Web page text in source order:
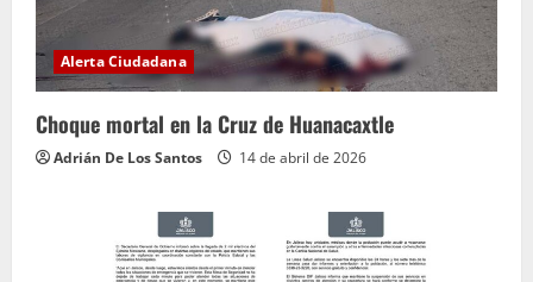
Alerta Ciudadana
Choque mortal en la Cruz de Huanacaxtle
Adrián De Los Santos 14 de abril de 2026